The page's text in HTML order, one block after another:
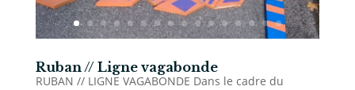
Ruban // Ligne vagabonde
RUBAN // LIGNE VAGABONDE Dans le cadre du